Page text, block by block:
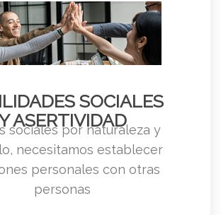
SOCIALES
ASERTIVIDAD
sociales por naturaleza y
necesitamos establecer
personales con otras
personas